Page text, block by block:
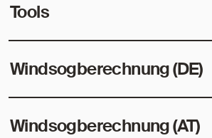
Tools
Windsogberechnung (DE)
Windsogberechnung (AT)